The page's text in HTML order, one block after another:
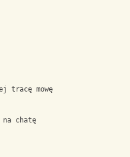
tracę mowę
na chatę